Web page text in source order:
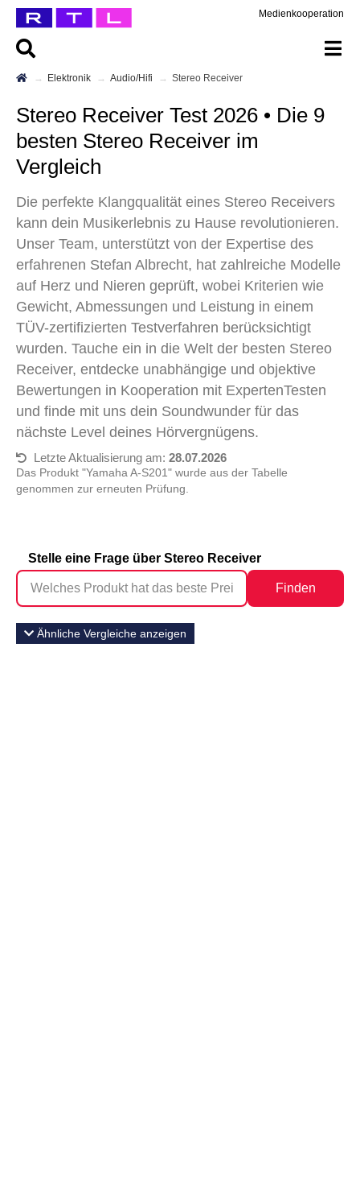
Medienkooperation
Elektronik Audio/Hifi Stereo Receiver
Stereo Receiver Test 2026 • Die 9
besten Stereo Receiver im
Vergleich
Die perfekte Klangqualität eines Stereo Receivers
kann dein Musikerlebnis zu Hause revolutionieren.
Unser Team, unterstützt von der Expertise des
erfahrenen Stefan Albrecht, hat zahlreiche Modelle
auf Herz und Nieren geprüft, wobei Kriterien wie
Gewicht, Abmessungen und Leistung in einem
TÜV-zertifizierten Testverfahren berücksichtigt
wurden. Tauche ein in die Welt der besten Stereo
Receiver, entdecke unabhängige und objektive
Bewertungen in Kooperation mit ExpertenTesten
und finde mit uns dein Soundwunder für das
nächste Level deines Hörvergnügens.
Letzte Aktualisierung am: 28.07.2026
Das Produkt "Yamaha A-S201" wurde aus der Tabelle
genommen zur erneuten Prüfung.
Stelle eine Frage über Stereo Receiver
Finden
Ähnliche Vergleiche anzeigen